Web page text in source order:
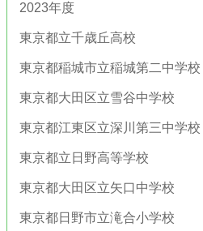
2023年度
東京都立千歳丘高校
東京都稲城市立稲城第二中学校
東京都大田区立雪谷中学校
東京都江東区立深川第三中学校
東京都立日野高等学校
東京都大田区立矢口中学校
東京都日野市立滝合小学校